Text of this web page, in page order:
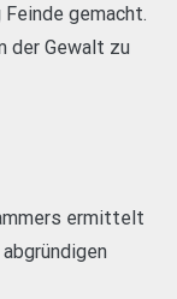
gemacht.
der Gewalt zu
ermittelt